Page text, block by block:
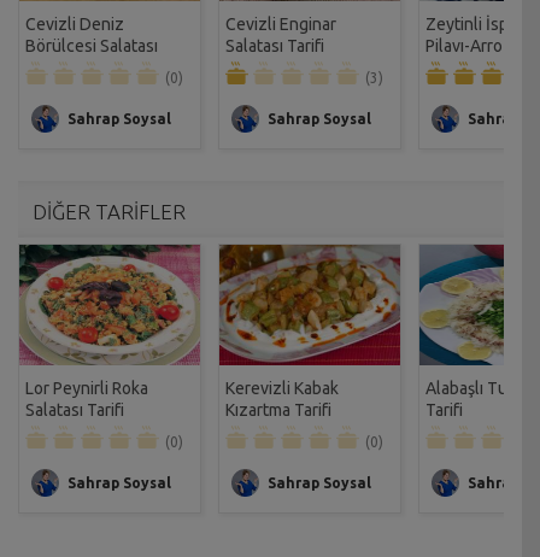
Cevizli Deniz
Börülcesi Salatası
Tarifi
(0)
Sahrap Soysal
Cevizli Enginar
Salatası Tarifi
(3)
Sahrap Soysal
Zeytinli
Pilavı-Arroz
Sahrap
DİĞER TARİFLER
Lor Peynirli Roka
Salatası Tarifi
(0)
Sahrap Soysal
Kerevizli Kabak
Kızartma Tarifi
(0)
Sahrap Soysal
Alabaşlı Turp
Tarifi
Sahrap